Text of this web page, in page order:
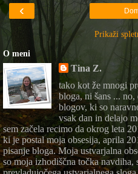
‹
Prikaži
O meni
Tina Z.
tako kot že mnogi
bloga, ni šans ...
blogov, ki so
vsak dan in delajo
sem začela recimo da okrog leta
ki je postal moja obsesija, aprila
pisanje bloga. Moja ustvarjalna
so moja izhodiščna točka navdiha,